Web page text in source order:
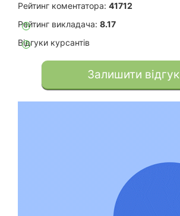
Рейтинг коментатора: 41712
?
Рейтинг викладача: 8.17
?
Відгуки курсантів
Залишити відгук